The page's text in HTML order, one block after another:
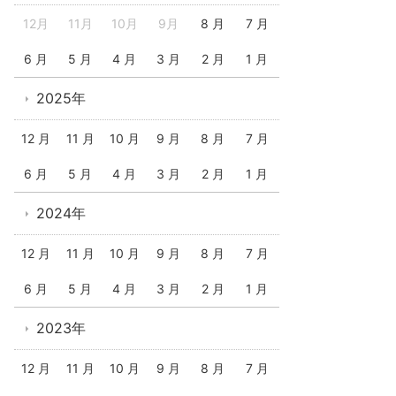
12月 11月 10月 9月 8 月 7 月
6 月 5 月 4 月 3 月 2 月 1 月
2025年
12 月 11 月 10 月 9 月 8 月 7 月
6 月 5 月 4 月 3 月 2 月 1 月
2024年
12 月 11 月 10 月 9 月 8 月 7 月
6 月 5 月 4 月 3 月 2 月 1 月
2023年
12 月 11 月 10 月 9 月 8 月 7 月